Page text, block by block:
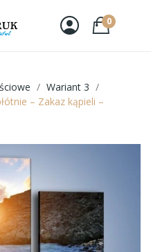
0
Wariant 3
– Zakaz kąpieli –